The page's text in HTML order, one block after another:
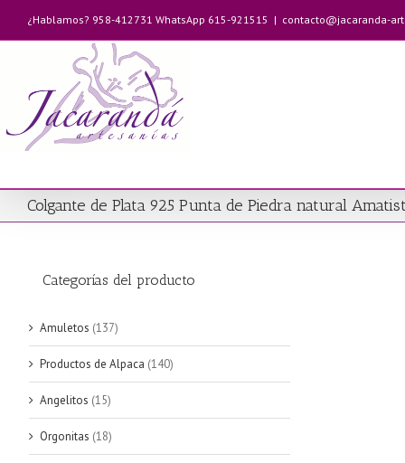
contenido
¿Hablamos? 958-412731 WhatsApp 615-921515 | contacto@jacaranda-
Colgante de Plata 925 Punta de Piedra natural
Categorías del producto
Amuletos (137)
Productos de Alpaca (140)
Angelitos (15)
Orgonitas (18)